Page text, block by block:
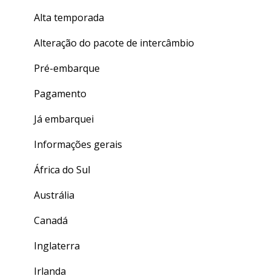
Alta temporada
Alteração do pacote de intercâmbio
Pré-embarque
Pagamento
Já embarquei
Informações gerais
África do Sul
Austrália
Canadá
Inglaterra
Irlanda